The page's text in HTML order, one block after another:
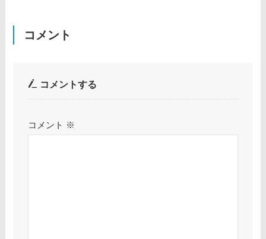
コメント
コメントする
コメント ※